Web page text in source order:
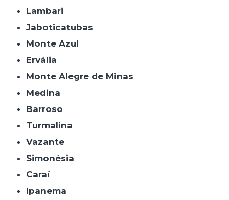
Lambari
Jaboticatubas
Monte Azul
Ervália
Monte Alegre de Minas
Medina
Barroso
Turmalina
Vazante
Simonésia
Caraí
Ipanema